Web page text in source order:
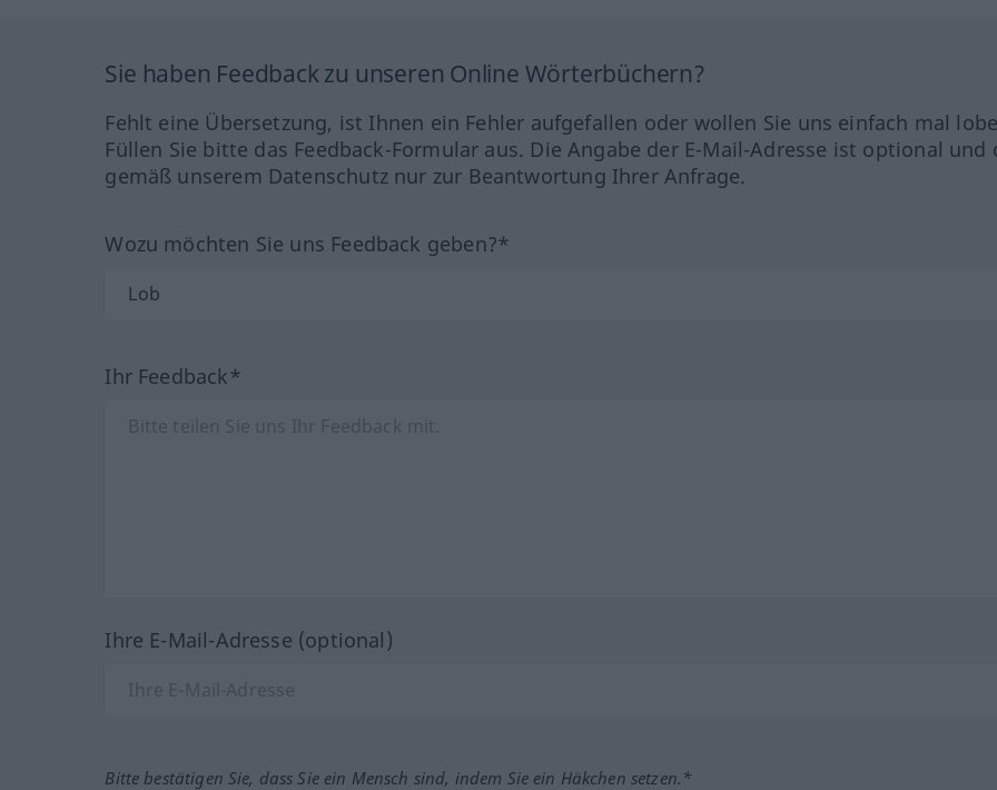
Sie haben Feedback zu unseren Online Wörterbüchern?
Fehlt eine Übersetzung, ist Ihnen ein Fehler aufgefallen oder wollen Sie uns einfach mal
Füllen Sie bitte das Feedback-Formular aus. Die Angabe der E-Mail-Adresse ist optional und
gemäß unserem Datenschutz nur zur Beantwortung Ihrer Anfrage.
Wozu möchten Sie uns Feedback geben?*
Ihr Feedback*
Ihre E-Mail-Adresse (optional)
Bitte bestätigen Sie, dass Sie ein Mensch sind, indem Sie ein Häkchen setzen.*